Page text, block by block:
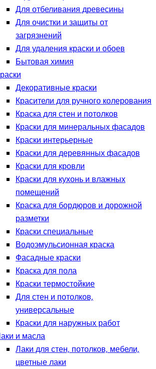
Для отбеливания древесины
Для очистки и защиты от
загрязнений
Для удаления краски и обоев
Бытовая химия
Декоративные краски
Красители для ручного колерования
Краска для стен и потолков
Краски для минеральных фасадов
Краски интерьерные
Краски для деревянных фасадов
Краски для кровли
Краски для кухонь и влажных
помещений
Краска для бордюров и дорожной
разметки
Краски специальные
Водоэмульсионная краска
Фасадные краски
Краска для пола
Краски термостойкие
Для стен и потолков,
универсальные
Краски для наружных работ
и масла
Лаки для стен, потолков, мебели,
цветные лаки